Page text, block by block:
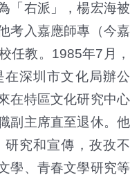
「右派」，楊宏海被
考入嘉應師專（今嘉
任教。1985年7月，
深圳市文化局辦公
在特區文化研究中心
副主席直至退休。他
究和宣傳，孜孜不
學、青春文學研究等